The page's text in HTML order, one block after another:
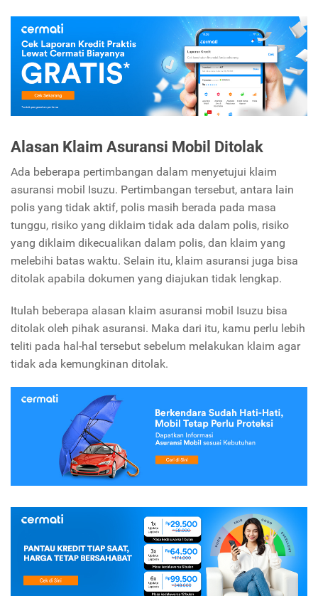
Alasan Klaim Asuransi Mobil Ditolak
Ada beberapa pertimbangan dalam menyetujui klaim
asuransi mobil Isuzu. Pertimbangan tersebut, antara lain
polis yang tidak aktif, polis masih berada pada masa
tunggu, risiko yang diklaim tidak ada dalam polis, risiko
yang diklaim dikecualikan dalam polis, dan klaim yang
melebihi batas waktu. Selain itu, klaim asuransi juga bisa
ditolak apabila dokumen yang diajukan tidak lengkap.
Itulah beberapa alasan klaim asuransi mobil Isuzu bisa
ditolak oleh pihak asuransi. Maka dari itu, kamu perlu lebih
teliti pada hal-hal tersebut sebelum melakukan klaim agar
tidak ada kemungkinan ditolak.